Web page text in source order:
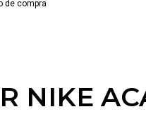
de compra
NIKE